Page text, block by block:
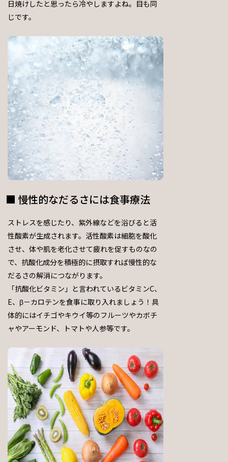
日焼けしたと思ったら冷やしますよね。目も同
じです。
慢性的なだるさには食事療法
ストレスを感じたり、紫外線などを浴びると活
性酸素が生成されます。活性酸素は細胞を酸化
させ、体や肌を老化させて疲れを促すものなの
で、抗酸化成分を積極的に摂取すれば慢性的な
だるさの解消につながります。
「抗酸化ビタミン」と言われているビタミンC、
E、β－カロテンを食事に取り入れましょう！具
体的にはイチゴやキウイ等のフルーツやカボチ
ャやアーモンド、トマトや人参等です。